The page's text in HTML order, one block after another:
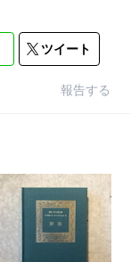
ツイート
報告する